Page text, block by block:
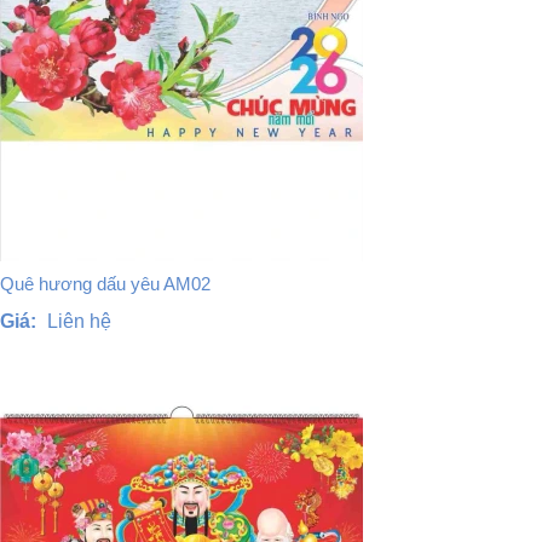
Quê hương dấu yêu AM02
Giá:
Liên hệ